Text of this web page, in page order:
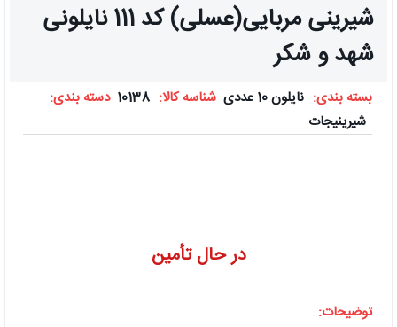
شیرینی مربایی(عسلی) کد 111 نایلونی
شهد و شکر
بسته بندی: نایلون 10 عددی شناسه کالا: 10138 دسته بندی:
شیرینیجات
در حال تأمین
توضیحات: